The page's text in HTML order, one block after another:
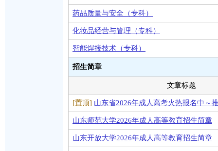
药品质量与安全（专科）
化妆品经营与管理（专科）
智能焊接技术（专科）
招生简章
文章标题
[置顶] 山东省2026年成人高考火热报名中～
山东师范大学2026年成人高等教育招生简章
山东开放大学2026年成人高等教育招生简章